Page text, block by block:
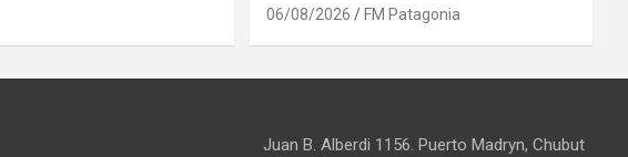
06/08/2026 FM Patagonia
Juan B. Alberdi 1156. Puerto Madryn, Chubut